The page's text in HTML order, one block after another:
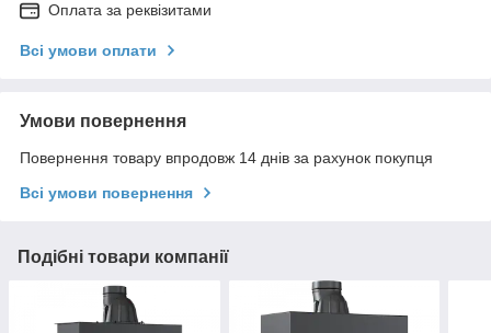
Оплата за реквізитами
Всі умови оплати
Умови повернення
Повернення товару впродовж 14 днів за рахунок покупця
Всі умови повернення
Подібні товари компанії